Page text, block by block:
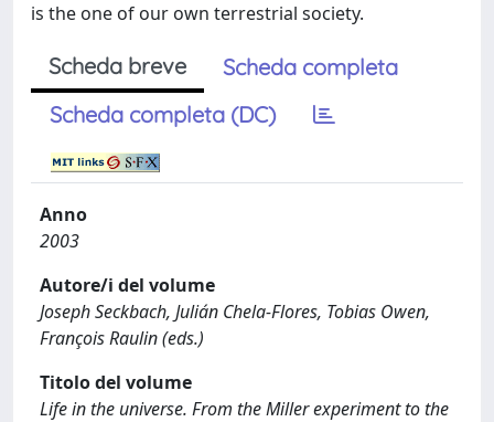
is the one of our own terrestrial society.
Scheda breve
Scheda completa
Scheda completa (DC)
Anno
2003
Autore/i del volume
Joseph Seckbach, Julián Chela-Flores, Tobias Owen,
François Raulin (eds.)
Titolo del volume
Life in the universe. From the Miller experiment to the